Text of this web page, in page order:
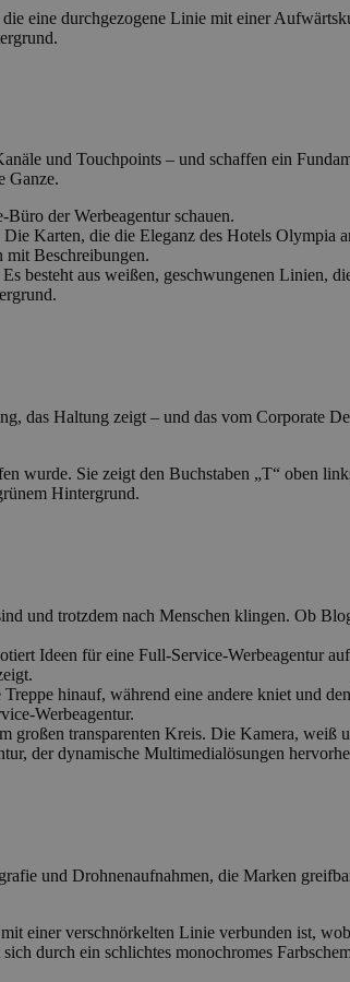
und Touchpoints – und schaffen ein
Ganze.
das Haltung zeigt – und das vom Corporate
und trotzdem nach Menschen klingen. Ob
und Drohnenaufnahmen, die Marken